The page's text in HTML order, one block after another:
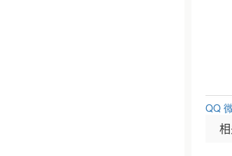
QQ